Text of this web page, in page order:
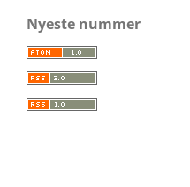
Nyeste nummer